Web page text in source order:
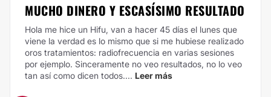
MUCHO DINERO Y ESCASÍSIMO RESULTADO
Hola me hice un Hifu, van a hacer 45 días el lunes que
viene la verdad es lo mismo que si me hubiese realizado
oros tratamientos: radiofrecuencia en varias sesiones
por ejemplo. Sinceramente no veo resultados, no lo veo
tan así como dicen todos.... Leer más